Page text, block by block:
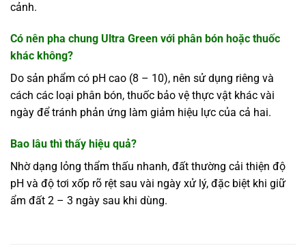
cảnh.
Có nên pha chung Ultra Green với phân bón hoặc thuốc
khác không?
Do sản phẩm có pH cao (8 – 10), nên sử dụng riêng và
cách các loại phân bón, thuốc bảo vệ thực vật khác vài
ngày để tránh phản ứng làm giảm hiệu lực của cả hai.
Bao lâu thì thấy hiệu quả?
Nhờ dạng lỏng thẩm thấu nhanh, đất thường cải thiện độ
pH và độ tơi xốp rõ rệt sau vài ngày xử lý, đặc biệt khi giữ
ẩm đất 2 – 3 ngày sau khi dùng.